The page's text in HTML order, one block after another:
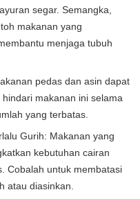
segar. Semangka,
makanan yang
menjaga tubuh
pedas dan asin dapat
makanan ini selama
yang terbatas.
Gurih: Makanan yang
kebutuhan cairan
Cobalah untuk membatasi
atau diasinkan.